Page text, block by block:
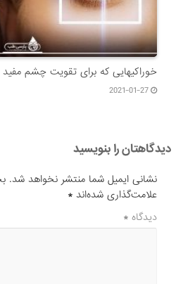
خوراکیهایی که برای تقویت چشم
2021-01-27
دیدگاهتان را بنویسید
نشانی ایمیل شما منتشر نخواهد شد.
علامت‌گذاری شده‌اند*
دیدگاه*